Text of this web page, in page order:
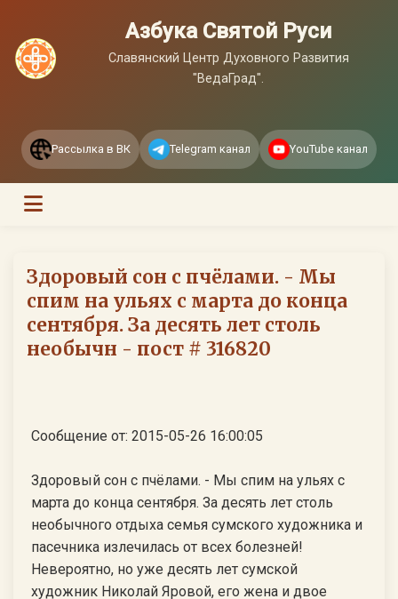
Азбука Святой Руси
Славянский Центр Духовного Развития
"ВедаГрад".
Рассылка в ВК Telegram канал YouTube канал
Здоровый сон с пчёлами. - Мы
спим на ульях с марта до конца
сентября. За десять лет столь
необычн - пост # 316820
Сообщение от: 2015-05-26 16:00:05
Здоровый сон с пчёлами. - Мы спим на ульях с
марта до конца сентября. За десять лет столь
необычного отдыха семья сумского художника и
пасечника излечилась от всех болезней!
Невероятно, но уже десять лет сумской
художник Николай Яровой, его жена и двое